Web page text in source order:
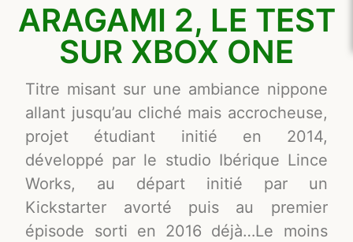
ARAGAMI 2, LE TEST
SUR XBOX ONE
Titre misant sur une ambiance nippone
allant jusqu’au cliché mais accrocheuse,
projet étudiant initié en 2014,
développé par le studio Ibérique Lince
Works, au départ initié par un
Kickstarter avorté puis au premier
épisode sorti en 2016 déjà…Le moins